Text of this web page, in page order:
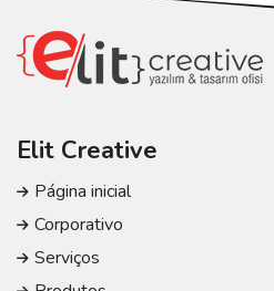
Elit Creative
Página inicial
Corporativo
Serviços